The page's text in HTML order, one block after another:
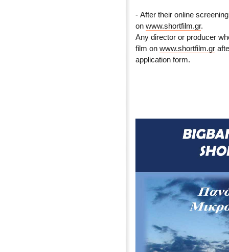
- After their online
on www.shortfilm.gr.
Any director or producer
film on www.shortfilm.gr
application form.